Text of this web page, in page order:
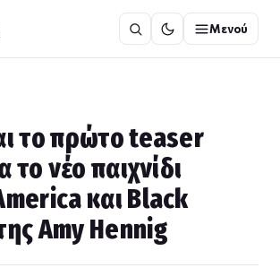
Μενού
το πρώτο teaser
νέο παιχνίδι
και Black
Amy Hennig